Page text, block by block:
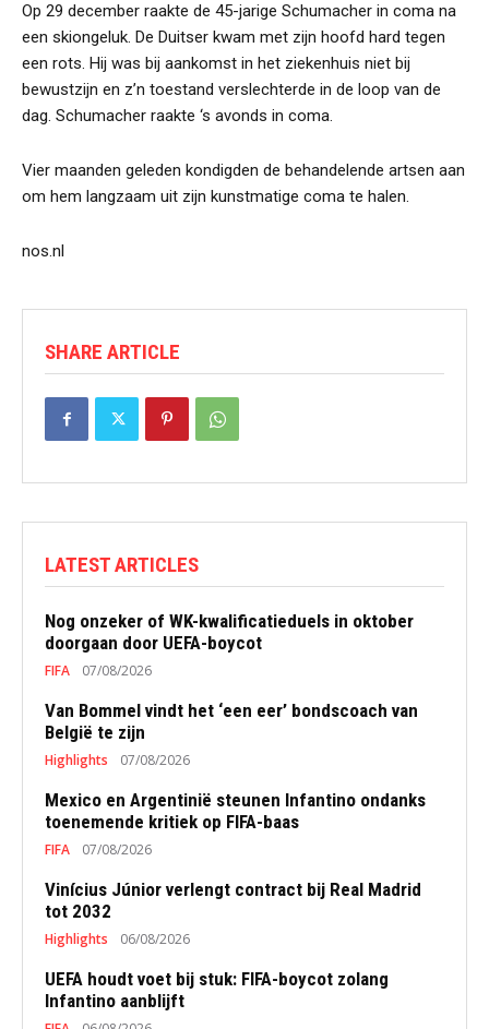
Op 29 december raakte de 45-jarige Schumacher in coma na
een skiongeluk. De Duitser kwam met zijn hoofd hard tegen
een rots. Hij was bij aankomst in het ziekenhuis niet bij
bewustzijn en z’n toestand verslechterde in de loop van de
dag. Schumacher raakte ‘s avonds in coma.
Vier maanden geleden kondigden de behandelende artsen aan
om hem langzaam uit zijn kunstmatige coma te halen.
nos.nl
SHARE ARTICLE
LATEST ARTICLES
Nog onzeker of WK-kwalificatieduels in oktober
doorgaan door UEFA-boycot
FIFA 07/08/2026
Van Bommel vindt het ‘een eer’ bondscoach van
België te zijn
Highlights 07/08/2026
Mexico en Argentinië steunen Infantino ondanks
toenemende kritiek op FIFA-baas
FIFA 07/08/2026
Vinícius Júnior verlengt contract bij Real Madrid
tot 2032
Highlights 06/08/2026
UEFA houdt voet bij stuk: FIFA-boycot zolang
Infantino aanblijft